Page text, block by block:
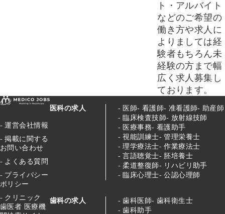
ト・アルバイト
などのご希望の
働き方や求人に
よりましては経
験者もちろん未
経験の方まで幅
広く求人募集し
ております。
運営会社情報
掲載に関する
お問い合わせ
よくある質問
プライパシー
ポリシー
クリニック
歯医者 医療機
医科の求人 医師 看護師 准看護師
助産師
臨床検査技師
放射線技師
医療事務
看護助手
視能訓練士
管理栄養士
理学療法士
作業療法士
言語聴覚士
胚培養士
柔道整復師
リハビリ助手
臨床心理士
公認心理師
歯科の求人 歯科医師
歯科衛生士
歯科助手